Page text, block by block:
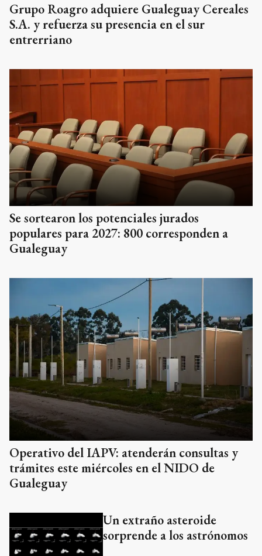
Grupo Roagro adquiere Gualeguay Cereales
S.A. y refuerza su presencia en el sur
entrerriano
Se sortearon los potenciales jurados
populares para 2027: 800 corresponden a
Gualeguay
Operativo del IAPV: atenderán consultas y
trámites este miércoles en el NIDO de
Gualeguay
Un extraño asteroide
sorprende a los astrónomos